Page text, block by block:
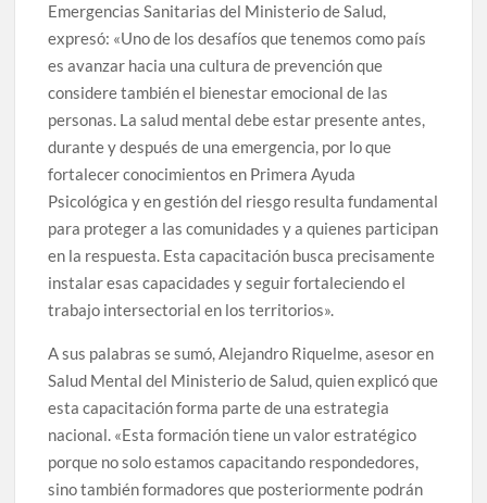
Emergencias Sanitarias del Ministerio de Salud,
expresó: «Uno de los desafíos que tenemos como país
es avanzar hacia una cultura de prevención que
considere también el bienestar emocional de las
personas. La salud mental debe estar presente antes,
durante y después de una emergencia, por lo que
fortalecer conocimientos en Primera Ayuda
Psicológica y en gestión del riesgo resulta fundamental
para proteger a las comunidades y a quienes participan
en la respuesta. Esta capacitación busca precisamente
instalar esas capacidades y seguir fortaleciendo el
trabajo intersectorial en los territorios».
A sus palabras se sumó, Alejandro Riquelme, asesor en
Salud Mental del Ministerio de Salud, quien explicó que
esta capacitación forma parte de una estrategia
nacional. «Esta formación tiene un valor estratégico
porque no solo estamos capacitando respondedores,
sino también formadores que posteriormente podrán